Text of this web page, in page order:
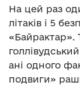
На цей раз
літаків і 5
«Байрактар».
ані одного
подвиги»